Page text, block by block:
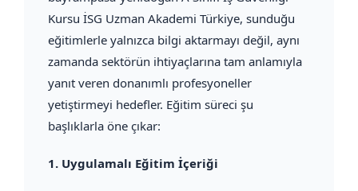
Kursu İSG Uzman Akademi Türkiye, sunduğu
eğitimlerle yalnızca bilgi aktarmayı değil, aynı
zamanda sektörün ihtiyaçlarına tam anlamıyla
yanıt veren donanımlı profesyoneller
yetiştirmeyi hedefler. Eğitim süreci şu
başlıklarla öne çıkar:
1. Uygulamalı Eğitim İçeriği